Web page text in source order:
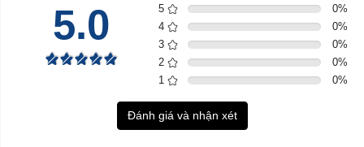
5.0 5 0%
4
0%
3
0%
2
0%
1
0%
Đánh giá và nhận xét